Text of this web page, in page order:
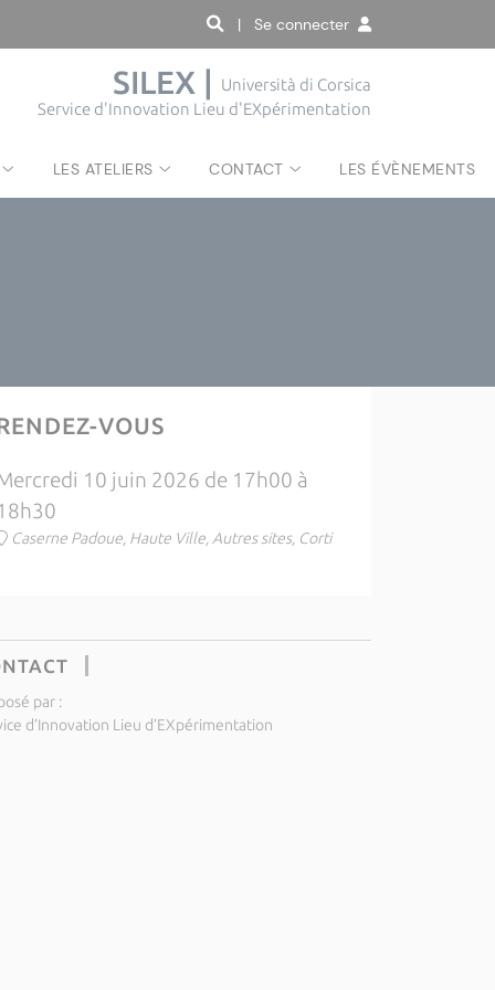
| Se connecter
SILEX |
Università di Corsica
Service d'Innovation Lieu d'EXpérimentation
LES ATELIERS CONTACT LES ÉVÈNEMENTS
VOUS
10 juin 2026 de 17h00 à
Caserne Padoue, Haute Ville, Autres sites, Corti
par :
d’Innovation Lieu d’EXpérimentation